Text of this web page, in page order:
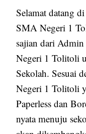
Selamat datang
SMA Negeri 1
sajian dari
Negeri 1 Tolitoli
Sekolah. Sesuai
Negeri 1 Tolitoli
Paperless dan
nyata menuju